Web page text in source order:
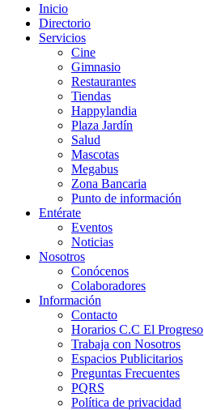
Inicio
Directorio
Servicios
Cine
Gimnasio
Restaurantes
Tiendas
Happylandia
Plaza Jardín
Salud
Mascotas
Megabus
Zona Bancaria
Punto de información
Entérate
Eventos
Noticias
Nosotros
Conócenos
Colaboradores
Información
Contacto
Horarios C.C El Progreso
Trabaja con Nosotros
Espacios Publicitarios
Preguntas Frecuentes
PQRS
Política de privacidad